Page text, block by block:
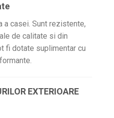
a casei. Sunt rezistente,
de calitate si din
fi dotate suplimentar cu
EXTERIOARE